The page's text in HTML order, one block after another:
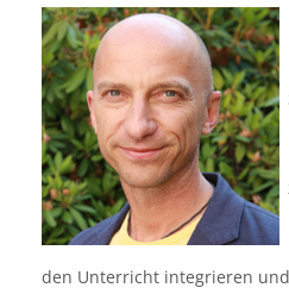
den Unterricht integrieren